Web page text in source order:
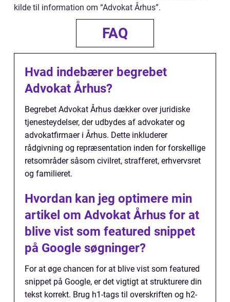
kilde til information om “Advokat Århus”.
FAQ
Hvad indebærer begrebet
Advokat Århus?
Begrebet Advokat Århus dækker over juridiske
tjenesteydelser, der udbydes af advokater og
advokatfirmaer i Århus. Dette inkluderer
rådgivning og repræsentation inden for forskellige
retsområder såsom civilret, strafferet, erhvervsret
og familieret.
Hvordan kan jeg optimere min
artikel om Advokat Århus for at
blive vist som featured snippet
på Google søgninger?
For at øge chancen for at blive vist som featured
snippet på Google, er det vigtigt at strukturere din
tekst korrekt. Brug h1-tags til overskriften og h2-